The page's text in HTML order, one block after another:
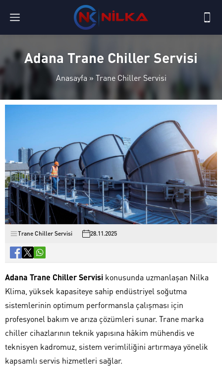
Adana Trane Chiller Servisi
Anasayfa » Trane Chiller Servisi
Trane Chiller Servisi 28.11.2025
Adana Trane Chiller Servisi konusunda uzmanlaşan Nilka
Klima, yüksek kapasiteye sahip endüstriyel soğutma
sistemlerinin optimum performansla çalışması için
profesyonel bakım ve arıza çözümleri sunar. Trane marka
chiller cihazlarının teknik yapısına hâkim mühendis ve
teknisyen kadromuz, sistem verimliliğini artırmaya yönelik
kapsamlı servis hizmetleri sağlar.